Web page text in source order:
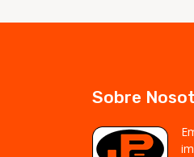
Sobre